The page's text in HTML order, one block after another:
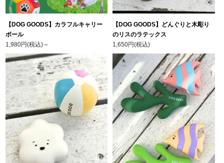
【DOG GOODS】カラフルキャリー
ボール
1,980円(税込)～
【DOG GOODS】どんぐりと木彫り
のリスのラテックス
1,650円(税込)